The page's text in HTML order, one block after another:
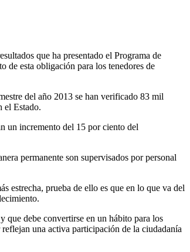
que ha presentado el Programa de
de esta obligación para los tenedores de
del año 2013 se han verificado 83 mil
el Estado.
un incremento del 15 por ciento del
permanente son supervisados por personal
estrecha, prueba de ello es que en lo que va del
que debe convertirse en un hábito para los
una activa participación de la ciudadanía